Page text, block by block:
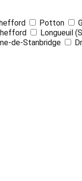
Potton
Longueuil
de-Stanbridge